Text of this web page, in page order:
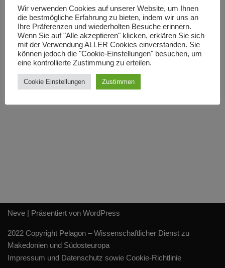
Neve | Präsentiert von WordPress
2022 Copyright Pelagon – Wissenschaftlicher Dienst zu
Makedonien und Südosteuropa
Impressum und Datenschutz sowie Cookie-Richtlinie
Wir verwenden Cookies auf unserer Website, um Ihnen
die bestmögliche Erfahrung zu bieten, indem wir uns an
Ihre Präferenzen und wiederholten Besuche erinnern.
Wenn Sie auf "Alle akzeptieren" klicken, erklären Sie sich
mit der Verwendung ALLER Cookies einverstanden. Sie
können jedoch die "Cookie-Einstellungen" besuchen, um
eine kontrollierte Zustimmung zu erteilen.
Cookie Einstellungen Zustimmen